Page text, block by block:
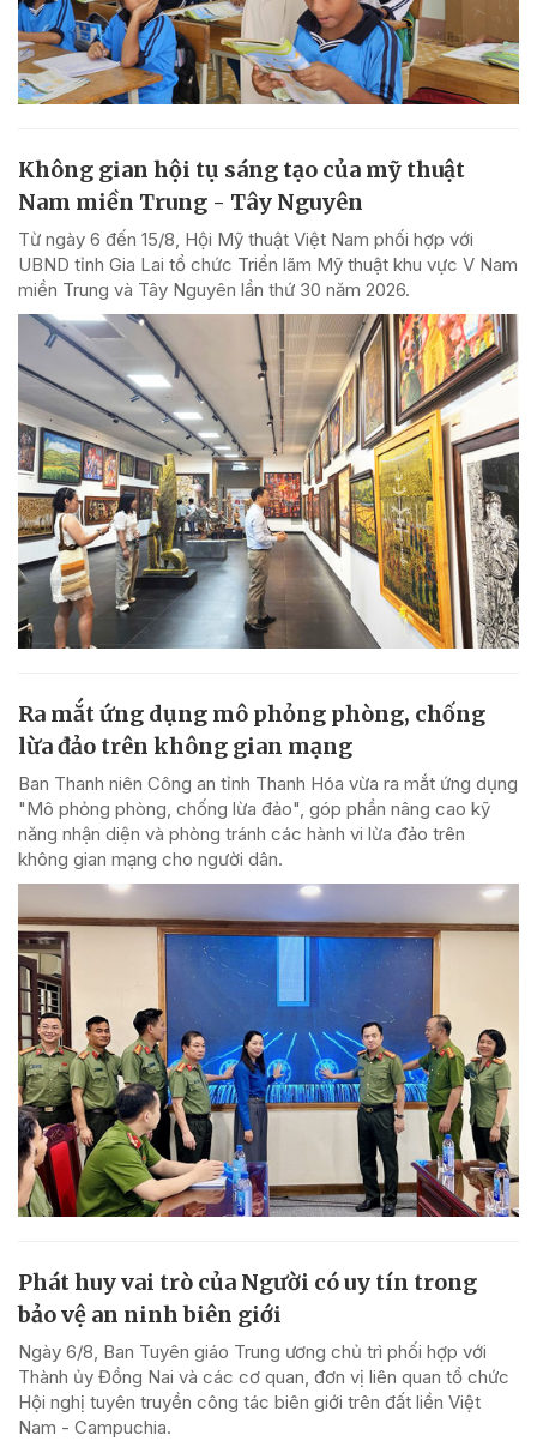
Không gian hội tụ sáng tạo của mỹ thuật
Nam miền Trung - Tây Nguyên
Từ ngày 6 đến 15/8, Hội Mỹ thuật Việt Nam phối hợp với
UBND tỉnh Gia Lai tổ chức Triển lãm Mỹ thuật khu vực V Nam
miền Trung và Tây Nguyên lần thứ 30 năm 2026.
Ra mắt ứng dụng mô phỏng phòng, chống
lừa đảo trên không gian mạng
Ban Thanh niên Công an tỉnh Thanh Hóa vừa ra mắt ứng dụng
"Mô phỏng phòng, chống lừa đảo", góp phần nâng cao kỹ
năng nhận diện và phòng tránh các hành vi lừa đảo trên
không gian mạng cho người dân.
Phát huy vai trò của Người có uy tín trong
bảo vệ an ninh biên giới
Ngày 6/8, Ban Tuyên giáo Trung ương chủ trì phối hợp với
Thành ủy Đồng Nai và các cơ quan, đơn vị liên quan tổ chức
Hội nghị tuyên truyền công tác biên giới trên đất liền Việt
Nam - Campuchia.